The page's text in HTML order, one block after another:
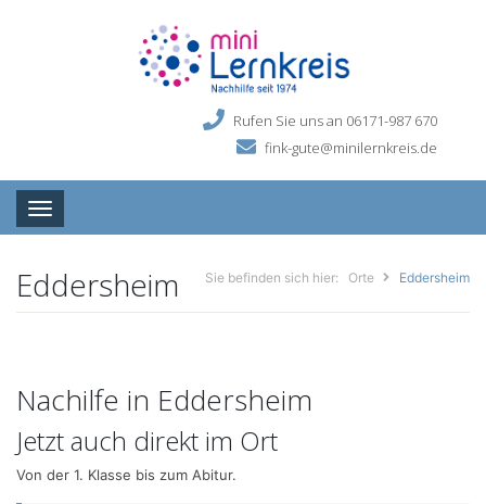
Rufen Sie uns an 06171-987 670
fink-gute@minilernkreis.de
Toggle navigation
Eddersheim Sie befinden sich hier: Orte Eddersheim
Nachilfe in Eddersheim
Jetzt auch direkt im Ort
Von der 1. Klasse bis zum Abitur.